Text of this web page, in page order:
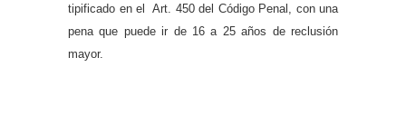
tipificado en el Art. 450 del Código Penal, con una
pena que puede ir de 16 a 25 años de reclusión
mayor.